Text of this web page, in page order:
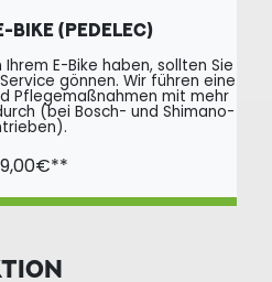
BIKE (PEDELEC)
E-Bike haben, sollten Sie
gönnen. Wir führen eine
Pflegemaßnahmen mit mehr
(bei Bosch- und Shimano-